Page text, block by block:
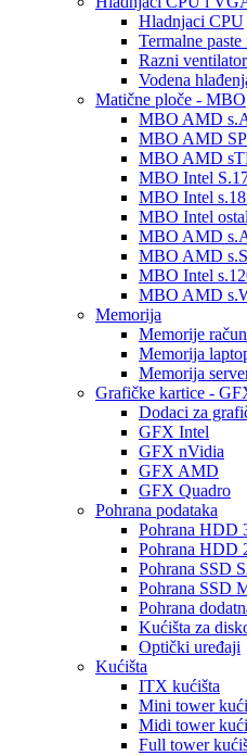
Hladnjaci CPU
Termalne
Razni
Vodena
Matične ploče - MBO
MBO AMD
MBO AMD
MBO AMD
MBO Intel
MBO Intel
MBO Intel
MBO AMD
MBO AMD
MBO Intel
MBO AMD
Memorija
Memorije
Memorija
Memorija
Grafičke kartice -
Dodaci za
GFX Intel
GFX nVidia
GFX AMD
GFX Quadro
Pohrana podataka
Pohrana HDD
Pohrana HDD
Pohrana SSD
Pohrana SSD
Pohrana
Kućišta za
Optički uređaji
Kućišta
ITX kućišta
Mini tower
Midi tower
Full tower